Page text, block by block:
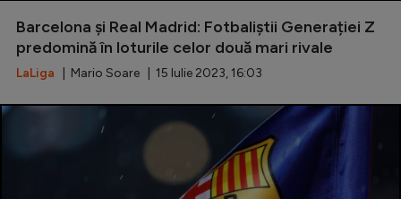
Barcelona și Real Madrid: Fotbaliștii Generației Z
predomină în loturile celor două mari rivale
LaLiga | Mario Soare | 15 Iulie 2023, 16:03